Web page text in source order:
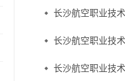
长沙航空职业技
长沙航空职业技
长沙航空职业技